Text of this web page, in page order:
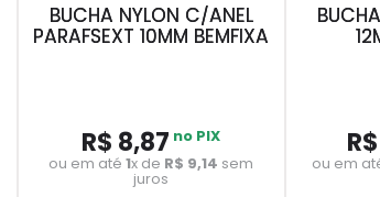
BUCHA NYLON C/ANEL
PARAFSEXT 10MM BEMFIXA
R$ 8,87 no PIX
ou em até1x de R$ 9,14 sem
juros
R$
ou em